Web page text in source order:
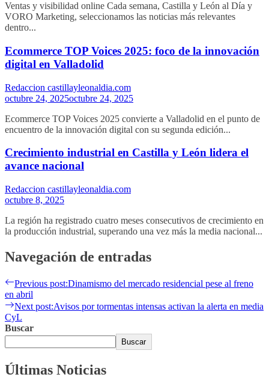
Ventas y visibilidad online Cada semana, Castilla y León al Día y
VORO Marketing, seleccionamos las noticias más relevantes
dentro...
Ecommerce TOP Voices 2025: foco de la innovación
digital en Valladolid
Redaccion castillayleonaldia.com
octubre 24, 2025octubre 24, 2025
Ecommerce TOP Voices 2025 convierte a Valladolid en el punto de
encuentro de la innovación digital con su segunda edición...
Crecimiento industrial en Castilla y León lidera el
avance nacional
Redaccion castillayleonaldia.com
octubre 8, 2025
La región ha registrado cuatro meses consecutivos de crecimiento en
la producción industrial, superando una vez más la media nacional...
Navegación de entradas
Previous post:Dinamismo del mercado residencial pese al freno
en abril
Next post:Avisos por tormentas intensas activan la alerta en media
CyL
Buscar
Buscar
Últimas Noticias